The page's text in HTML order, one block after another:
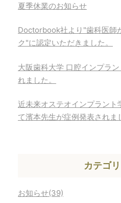
夏季休業のお知らせ
Doctorbook社より"歯科医師
ク"に認定いただきました。
大阪歯科大学 口腔インプラ
れました。
近未来オステオインプラント
て濱本先生が症例発表されま
カテゴ
お知らせ(39)